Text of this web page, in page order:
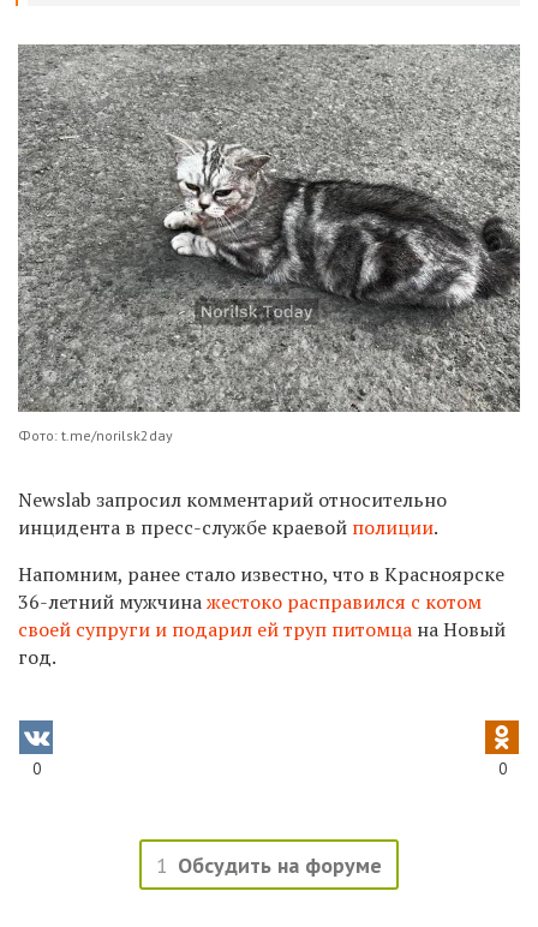
Фото: t.me/norilsk2day
Newslab запросил комментарий относительно
инцидента в пресс-службе краевой полиции.
Напомним, ранее стало известно, что в Красноярске
36-летний мужчинажестоко расправился с котом
своей супруги и подарил ей труп питомца на Новый
год.
0 0
1 Обсудить на форуме